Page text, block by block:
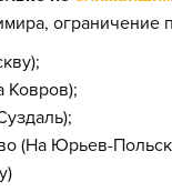
ограничение
Ковров);
(На Юрьев-